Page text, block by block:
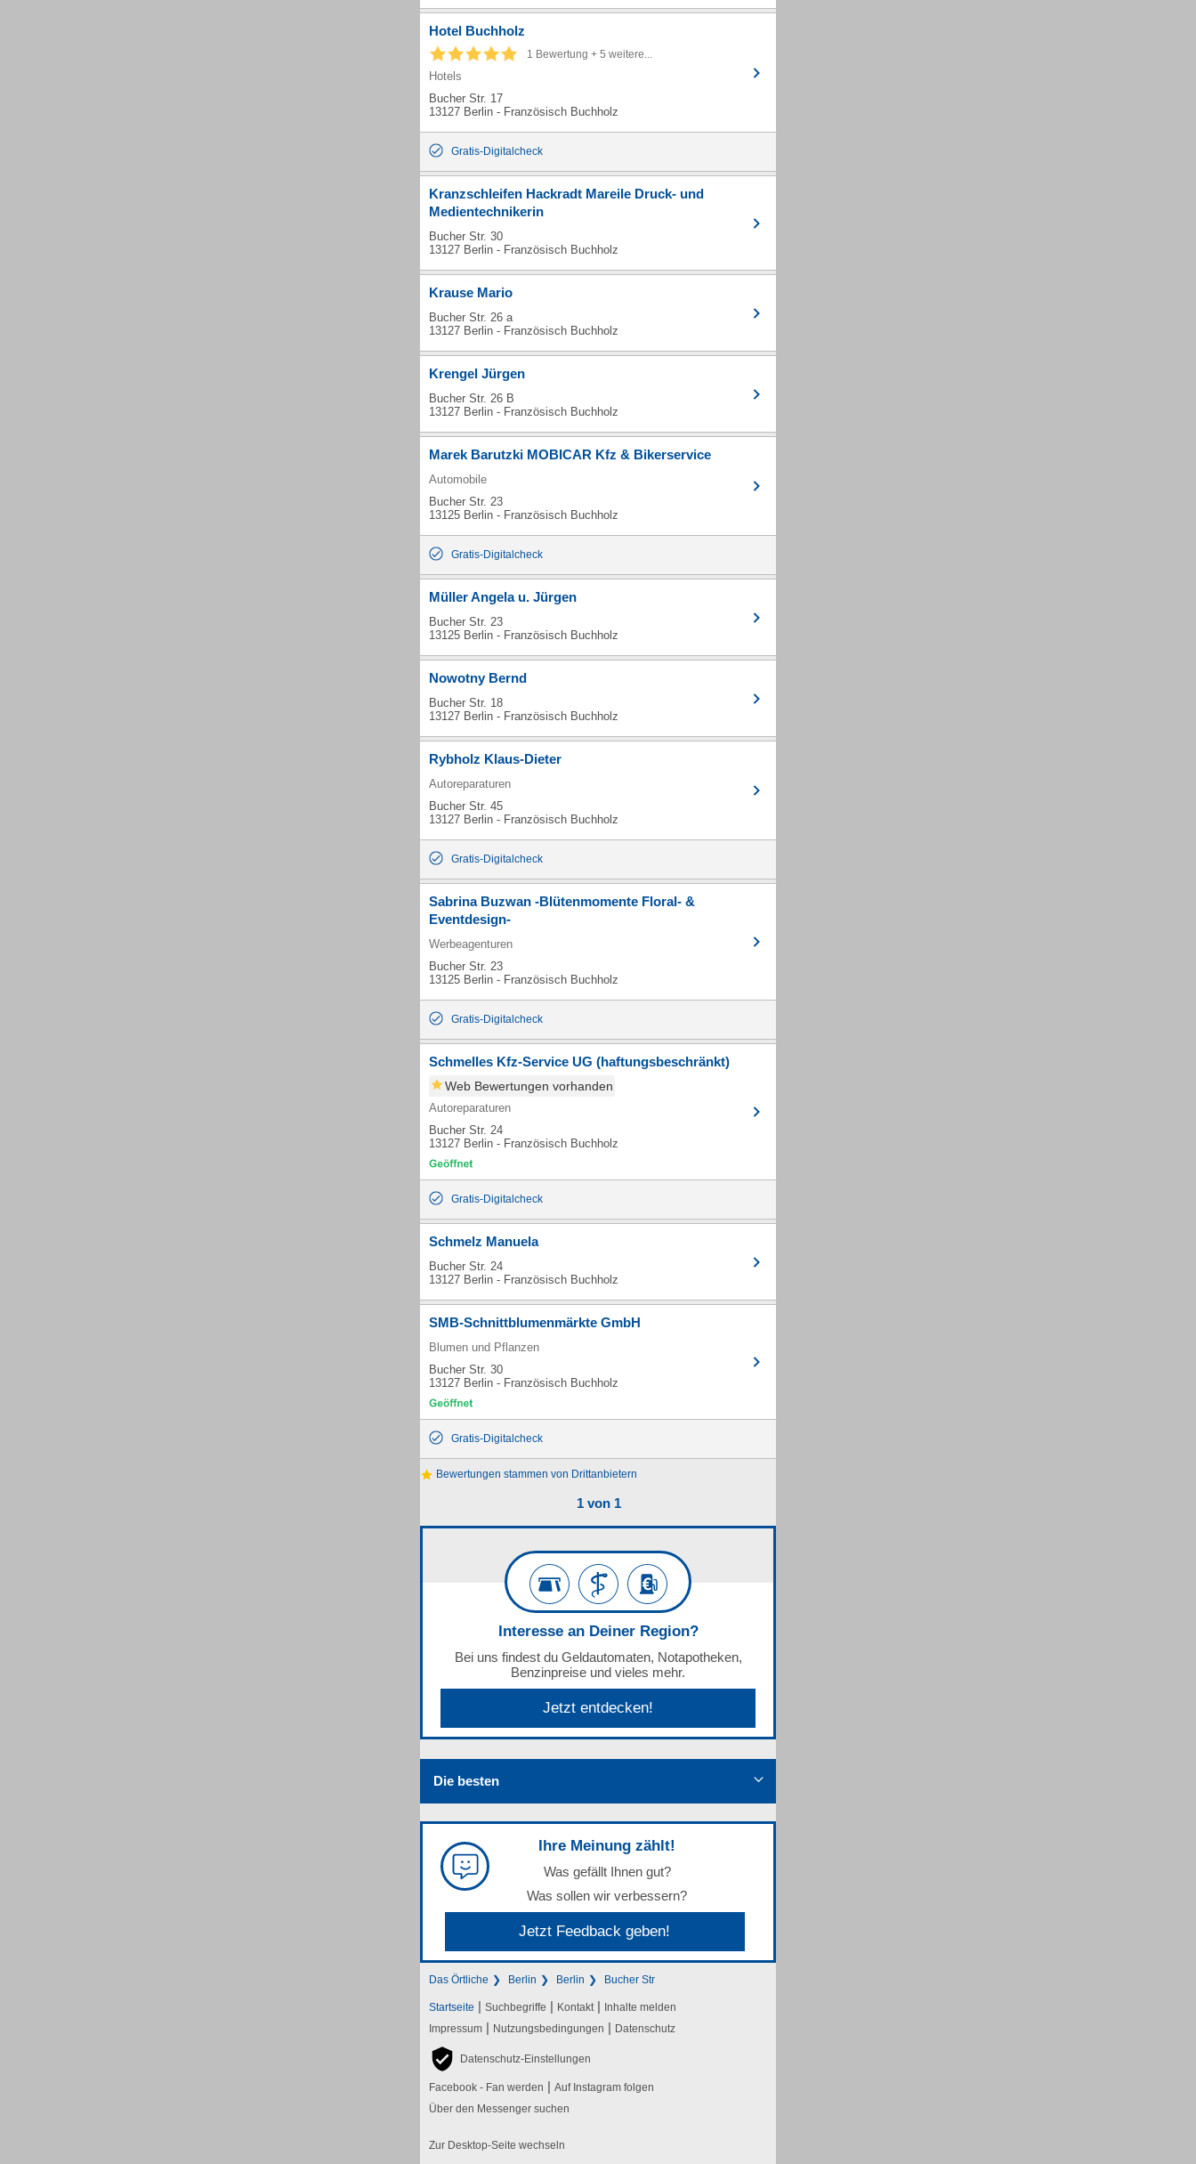
Hotel Buchholz
1 Bewertung + 5 weitere...
Hotels
Bucher Str. 17
13127 Berlin - Französisch Buchholz
Gratis-Digitalcheck
Kranzschleifen Hackradt Mareile Druck- und
Medientechnikerin
Bucher Str. 30
13127 Berlin - Französisch Buchholz
Krause Mario
Bucher Str. 26 a
13127 Berlin - Französisch Buchholz
Krengel Jürgen
Bucher Str. 26 B
13127 Berlin - Französisch Buchholz
Marek Barutzki MOBICAR Kfz & Bikerservice
Automobile
Bucher Str. 23
13125 Berlin - Französisch Buchholz
Gratis-Digitalcheck
Müller Angela u. Jürgen
Bucher Str. 23
13125 Berlin - Französisch Buchholz
Nowotny Bernd
Bucher Str. 18
13127 Berlin - Französisch Buchholz
Rybholz Klaus-Dieter
Autoreparaturen
Bucher Str. 45
13127 Berlin - Französisch Buchholz
Gratis-Digitalcheck
Sabrina Buzwan -Blütenmomente Floral- &
Eventdesign-
Werbeagenturen
Bucher Str. 23
13125 Berlin - Französisch Buchholz
Gratis-Digitalcheck
Schmelles Kfz-Service UG (haftungsbeschränkt)
Web Bewertungen vorhanden
Autoreparaturen
Bucher Str. 24
13127 Berlin - Französisch Buchholz
Gratis-Digitalcheck
Schmelz Manuela
Bucher Str. 24
13127 Berlin - Französisch Buchholz
SMB-Schnittblumenmärkte GmbH
Blumen und Pflanzen
Bucher Str. 30
13127 Berlin - Französisch Buchholz
Gratis-Digitalcheck
Bewertungen stammen von Drittanbietern
1 von 1
Interesse an Deiner Region?
Bei uns findest du Geldautomaten, Notapotheken,
Benzinpreise und vieles mehr.
Jetzt entdecken!
Die besten
Ihre Meinung zählt!
Was gefällt Ihnen gut?
Was sollen wir verbessern?
Jetzt Feedback geben!
Das Örtliche Berlin Berlin Bucher Str
Startseite | Suchbegriffe | Kontakt | Inhalte melden
Impressum | Nutzungsbedingungen | Datenschutz
Datenschutz-Einstellungen
Facebook - Fan werden | Auf Instagram folgen
Über den Messenger suchen
Zur Desktop-Seite wechseln